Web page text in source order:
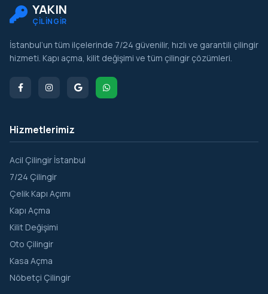
Molla Gürani
Muhsine Hatun
Rüstempaşa
Sultan Ahmet
Sururi
Süleymaniye
Sümbül Efendi
Şehremini
Tahtakale
Taya Hatun
YAKIN
ÇİLİNGİR
İstanbul’un tüm ilçelerinde 7/24 güvenilir, hızlı ve garantili çilingir
hizmeti. Kapı açma, kilit değişimi ve tüm çilingir çözümleri.
Hizmetlerimiz
Acil Çilingir İstanbul
7/24 Çilingir
Çelik Kapı Açımı
Kapı Açma
Kilit Değişimi
Oto Çilingir
Kasa Açma
Nöbetçi Çilingir